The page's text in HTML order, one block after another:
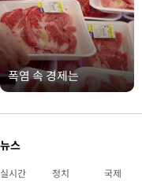
폭염 속 경제는
뉴스
실시간 정치 국제